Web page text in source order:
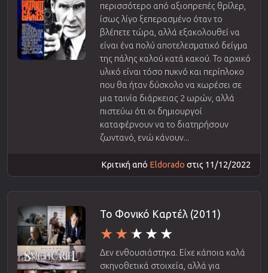
περισσότερο από αξιοπρεπές θρίλερ,
ίσως λίγο ξεπερασμένο όταν το
βλέπετε τώρα, αλλά εξακολουθεί να
είναι ένα πολύ αποτελεσματικό δείγμα
της πάλης καλού κατά κακού. Το αρχικό
υλικό είναι τόσο πυκνό και περίπλοκο
που θα ήταν δύσκολο να χωρέσει σε
μια ταινία διάρκειας 2 ωρών, αλλά
πιστεύω ότι οι δημιουργοί
καταφέρνουν να το διατηρήσουν
ζωντανό, ενώ κάνουν...
Κριτική από Eldorado στις 11/12/2022
Το Φονικό Καρτέλ (2011)
Δεν ενθουσιάστηκα. Είχε κάποια καλά
σκηνοθετικά στοιχεία, αλλά για